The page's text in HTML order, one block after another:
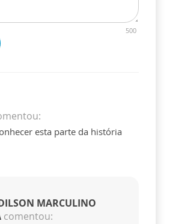
500
esta parte da história
MARCULINO
comentou: